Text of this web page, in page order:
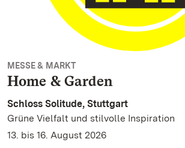
MESSE & MARKT
Home & Garden
Schloss Solitude, Stuttgart
Grüne Vielfalt und stilvolle Inspiration
13. bis 16. August 2026